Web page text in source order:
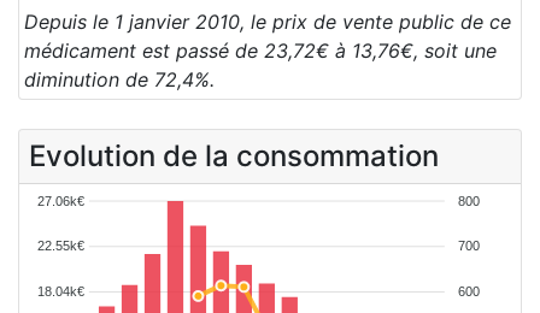
Depuis le 1 janvier 2010, le prix de vente public de ce
médicament est passé de 23,72€ à 13,76€, soit une
diminution de 72,4%.
Evolution de la consommation
800
700
600
27.06k€
22.55k€
18.04k€